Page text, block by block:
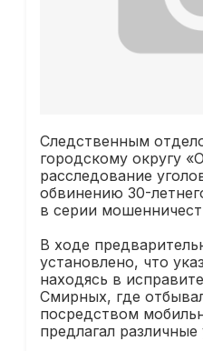
Следственным
городскому округу
расследование
обвинению 30-
в серии
В ходе
установлено, что
находясь в
Смирных, где
посредством
предлагал различные